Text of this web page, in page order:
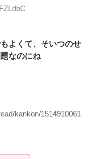
よくて、そいつのせ
なのにね
kankon/1514910061